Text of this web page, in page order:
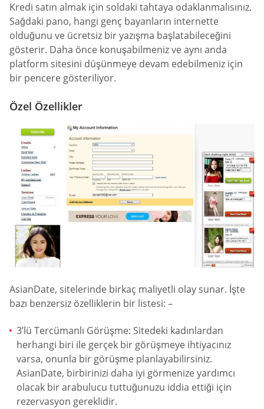
Kredi satın almak için soldaki tahtaya odaklanmalısınız.
Sağdaki pano, hangi genç bayanların internette
olduğunu ve ücretsiz bir yazışma başlatabileceğini
gösterir. Daha önce konuşabilmeniz ve aynı anda
platform sitesini düşünmeye devam edebilmeniz için
bir pencere gösteriliyor.
Özel Özellikler
AsianDate, sitelerinde birkaç maliyetli olay sunar. İşte
bazı benzersiz özelliklerin bir listesi: –
3’lü Tercümanlı Görüşme: Sitedeki kadınlardan
herhangi biri ile gerçek bir görüşmeye ihtiyacınız
varsa, onunla bir görüşme planlayabilirsiniz.
AsianDate, birbirinizi daha iyi görmenize yardımcı
olacak bir arabulucu tuttuğunuzu iddia ettiği için
rezervasyon gereklidir.